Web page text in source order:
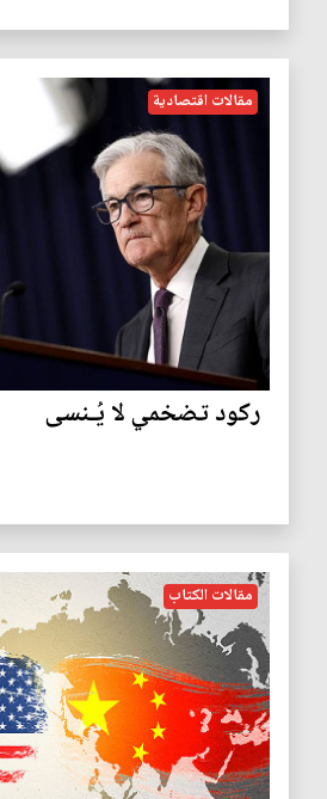
مقالات اقتصادية
ركود تضخمي لا يُـنسى
مقالات الكتاب